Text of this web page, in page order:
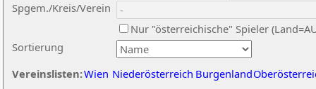
Sortierung
Spgem./Kreis/Verein
Nur "österreichische" Spieler
Vereinslisten:Wien Niederösterreich Burgenland